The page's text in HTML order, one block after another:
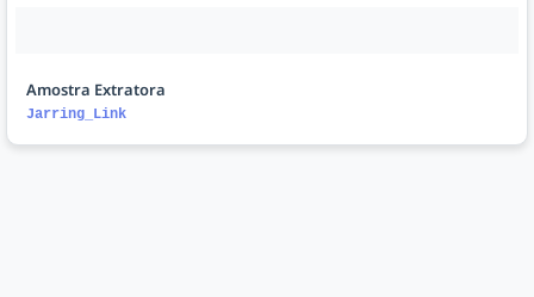
Amostra Extratora
Jarring_Link